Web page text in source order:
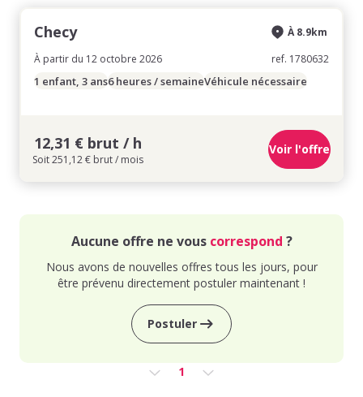
Checy
À partir du 12 octobre 2026
À 8.9km
ref. 1780632
1 enfant, 3 ans6 heures / semaineVéhicule nécessaire
12,31 € brut / h
Soit 251,12 € brut / mois
Voir l'offre
Aucune offre ne vous correspond ?
Nous avons de nouvelles offres tous les jours, pour
être prévenu directement postuler maintenant !
Postuler
1